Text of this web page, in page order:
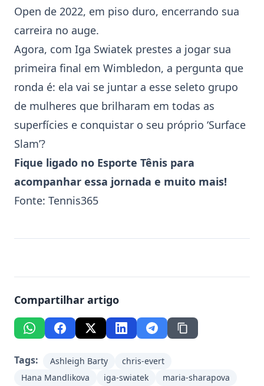
Open de 2022, em piso duro, encerrando sua
carreira no auge.
Agora, com Iga Swiatek prestes a jogar sua
primeira final em Wimbledon, a pergunta que
ronda é: ela vai se juntar a esse seleto grupo
de mulheres que brilharam em todas as
superfícies e conquistar o seu próprio ‘Surface
Slam’?
Fique ligado no Esporte Tênis para
acompanhar essa jornada e muito mais!
Fonte: Tennis365
Compartilhar artigo
Tags: Ashleigh Barty
chris-evert
Hana Mandlikova
iga-swiatek
maria-sharapova